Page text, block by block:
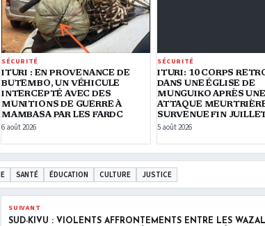
SÉCURITÉ
ITURI : EN PROVENANCE DE
BUTEMBO, UN VÉHICULE
INTERCEPTÉ AVEC DES
MUNITIONS DE GUERRE À
MAMBASA PAR LES FARDC
6 août 2026
SÉCURITÉ
ITURI: 10 CORPS
DANS UNE ÉGLISE DE
MUNGUIKO APRÈS UNE
ATTAQUE
SURVENUE FIN
5 août 2026
SANTÉ ÉDUCATION CULTURE JUSTICE
SUIVANT
SUD-KIVU : VIOLENTS AFFRONTEMENTS ENTRE LES